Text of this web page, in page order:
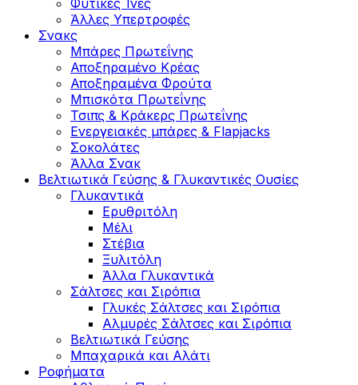
Άλλες Υπερτροφές
Σνακς
Μπάρες Πρωτεΐνης
Αποξηραμένο Κρέας
Αποξηραμένα Φρούτα
Μπισκότα Πρωτεΐνης
Τσιπς & Kράκερς Πρωτεΐνης
Ενεργειακές μπάρες & Flapjacks
Σοκολάτες
Άλλα Σνακ
Βελτιωτικά Γεύσης & Γλυκαντικές Ουσίες
Γλυκαντικά
Ερυθριτόλη
Μέλι
Στέβια
Ξυλιτόλη
Άλλα Γλυκαντικά
Σάλτσες και Σιρόπια
Γλυκές Σάλτσες και Σιρόπια
Αλμυρές Σάλτσες και Σιρόπια
Bελτιωτικά Γεύσης
Μπαχαρικά και Αλάτι
Ροφήματα